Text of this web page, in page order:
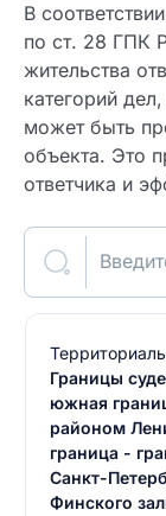
В
по ст. 28 ГПК
жительства
категорий
может быть
объекта. Это
ответчика и
Границы
южная
районом
граница -
Санкт-
Финского